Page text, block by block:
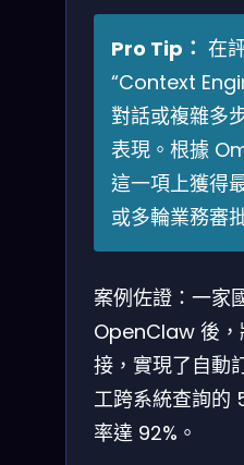
Pro Tip： 在
“Context
對話或複雜多
表現。根據
這一項上獲得
或多輪業務審
案例佐證：一家
OpenClaw 後，
接，實現了自動
工跨系統查詢的
率達 92%。